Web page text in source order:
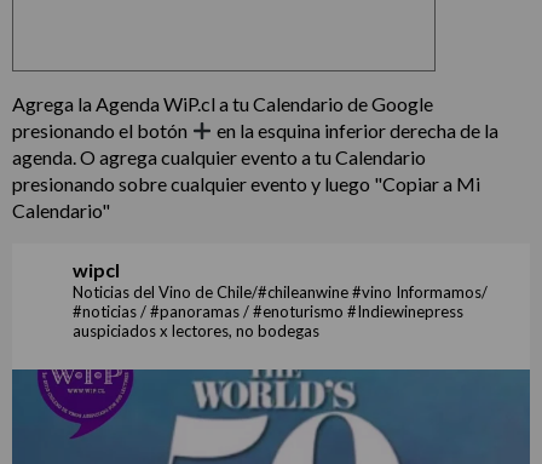
Agrega la Agenda WiP.cl a tu Calendario de Google
presionando el botón
en la esquina inferior derecha de la
agenda. O agrega cualquier evento a tu Calendario
presionando sobre cualquier evento y luego "Copiar a Mi
Calendario"
wipcl
Noticias del Vino de Chile/#chileanwine #vino Informamos/
#noticias / #panoramas / #enoturismo #Indiewinepress
auspiciados x lectores, no bodegas